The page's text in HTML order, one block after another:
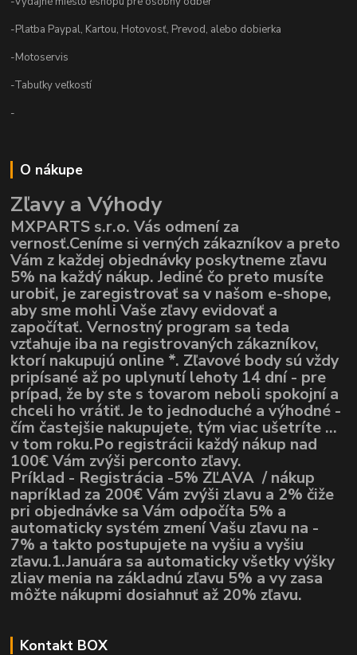
-Platba Paypal, Kartou, Hotovosť, Prevod, alebo dobierka
-Motoservis
-Tabuľky veľkostí
-
O nákupe
Zľavy a Výhody
MXPARTS s.r.o. Vás odmení za
vernosť.Ceníme si verných zákazníkov a preto
Vám z každej objednávky poskytneme zľavu
5% na každý nákup. Jediné čo preto musíte
urobiť, je zaregistrovať sa v našom e-shope,
aby sme mohli Vaše zľavy evidovať a
započítať. Vernostný program sa teda
vzťahuje iba na registrovaných zákazníkov,
ktorí nakupujú online *. Zľavové body sú vždy
pripísané až po uplynutí lehoty 14 dní - pre
prípad, že by ste s tovarom neboli spokojní a
chceli ho vrátiť. Je to jednoduché a výhodné -
čím častejšie nakupujete, tým viac ušetríte ...
v tom roku.Po registrácii každý nákup nad
100€ Vám zvýši perconto zľavy.
Príklad - Registrácia -5% ZĽAVA / nákup
napríklad za 200€ Vám zvýši zlavu a 2% čiže
pri objednávke sa Vám odpočíta 5% a
automaticky systém zmení Vašu zľavu na -
7% a takto postupujete na vyšiu a vyšiu
zľavu.1.Januára sa automaticky všetky výšky
zliav menia na základnú zľavu 5% a vy zasa
môžte nákupmi dosiahnuť až 20% zľavu.
Kontakt BOX